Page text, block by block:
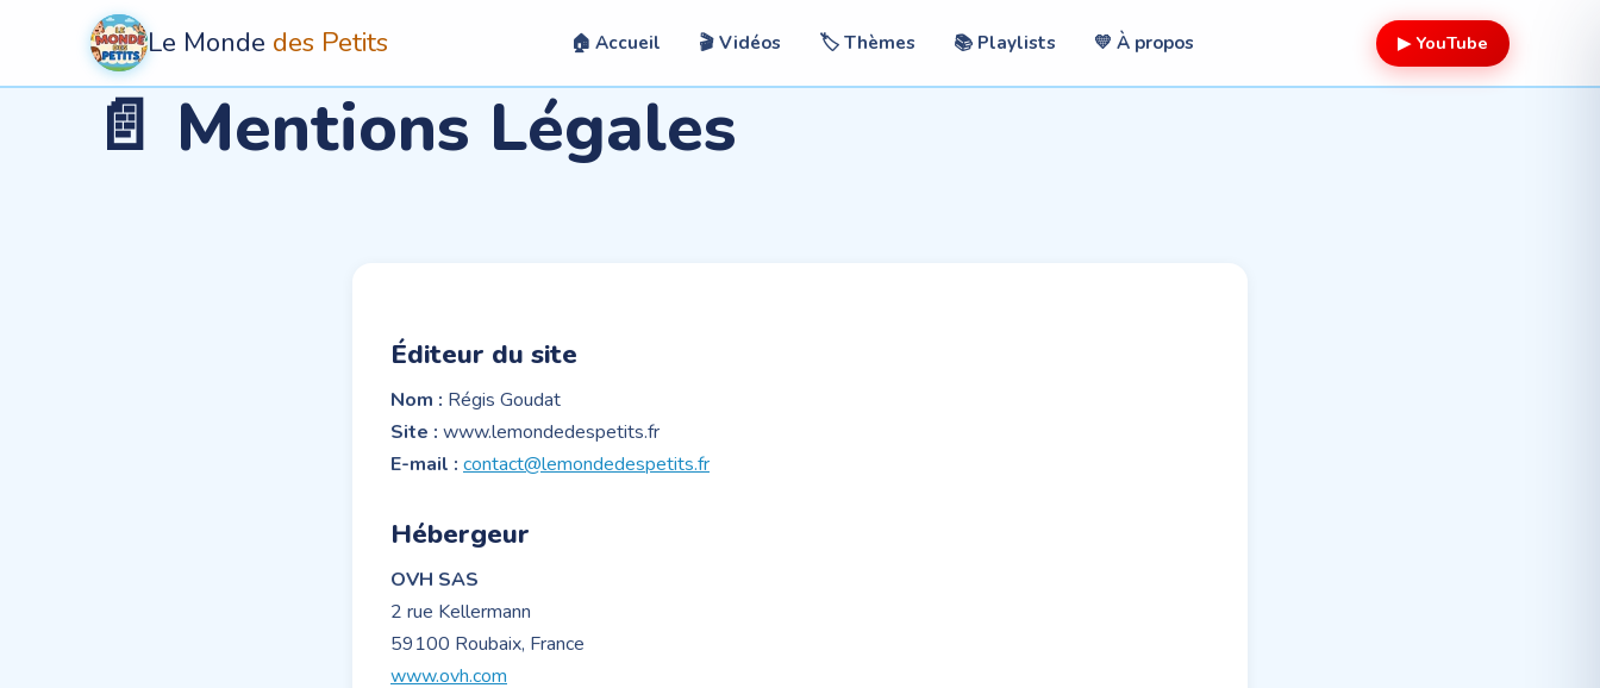
Le Monde des Petits 🏠 Accueil 🎬 Vidéos 🏷️ Thèmes 📚 Playlists 💛 À propos ▶ YouTube
📄 Mentions Légales
Éditeur du site
Nom : Régis Goudat
Site : www.lemondedespetits.fr
E-mail : contact@lemondedespetits.fr
Hébergeur
OVH SAS
2 rue Kellermann
59100 Roubaix, France
www.ovh.com